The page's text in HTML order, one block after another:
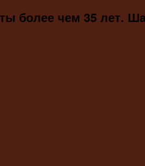
более чем 35 лет.